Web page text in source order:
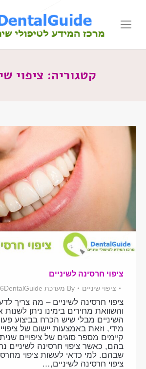
קטגוריה: ציפוי
ציפוי חרסינה לשיניים
ציפוי שיניים By מערכת DentalGuide 16
ציפוי חרסינה לשיניים – מה צריך
והשוואת מחירים בימינו ניתן
השיניים מבלי שיש הכרח בביצוע
מידי, וזאת באמצעות יישום של
קיימים מספר סוגים של ציפויים
בהם, כאשר ציפוי חרסינה לשיניים
שבהם. למי כדאי לעשות ציפוי
ציפוי חרסינה לשיניים,…